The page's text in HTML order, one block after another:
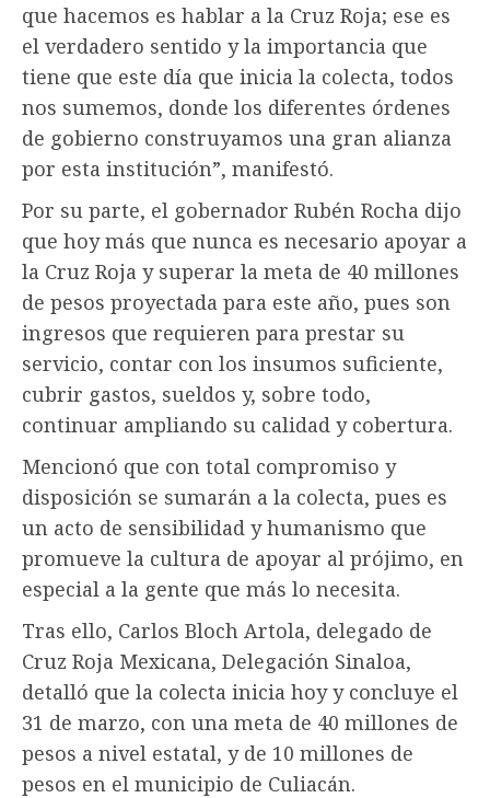
que hacemos es hablar a la Cruz Roja; ese es
el verdadero sentido y la importancia que
tiene que este día que inicia la colecta, todos
nos sumemos, donde los diferentes órdenes
de gobierno construyamos una gran alianza
por esta institución”, manifestó.
Por su parte, el gobernador Rubén Rocha dijo
que hoy más que nunca es necesario apoyar a
la Cruz Roja y superar la meta de 40 millones
de pesos proyectada para este año, pues son
ingresos que requieren para prestar su
servicio, contar con los insumos suficiente,
cubrir gastos, sueldos y, sobre todo,
continuar ampliando su calidad y cobertura.
Mencionó que con total compromiso y
disposición se sumarán a la colecta, pues es
un acto de sensibilidad y humanismo que
promueve la cultura de apoyar al prójimo, en
especial a la gente que más lo necesita.
Tras ello, Carlos Bloch Artola, delegado de
Cruz Roja Mexicana, Delegación Sinaloa,
detalló que la colecta inicia hoy y concluye el
31 de marzo, con una meta de 40 millones de
pesos a nivel estatal, y de 10 millones de
pesos en el municipio de Culiacán.